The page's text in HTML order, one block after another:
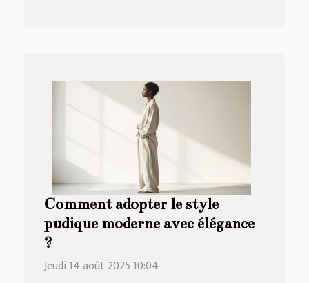
Comment adopter le style
pudique moderne avec élégance
?
Jeudi 14 août 2025 10:04